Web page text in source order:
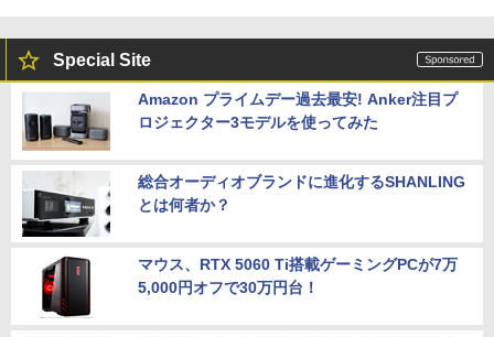
Special Site
Amazon プライムデー過去最安! Anker注目プ
ロジェクター3モデルを使ってみた
総合オーディオブランドに進化するSHANLING
とは何者か？
マウス、RTX 5060 Ti搭載ゲーミングPCが7万
5,000円オフで30万円台！